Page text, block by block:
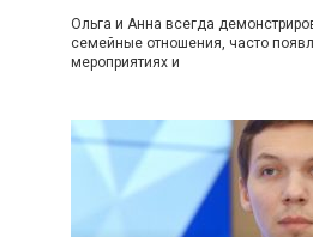
Ольга и Анна всегда
семейные отношения, часто
мероприятиях и